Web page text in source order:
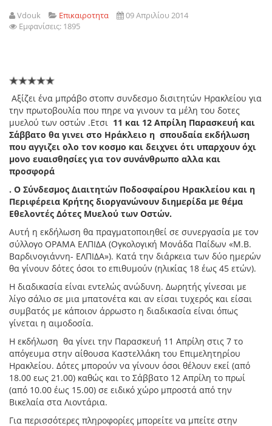
Vdouk Επικαιροτητα
09 Απριλίου 2014
Εμφανίσεις: 1895
Aξίζει ένα μπράβο στοπν συνδεσμο δισιτητών Ηρακλείου για
την πρωτοβουλία που πηρε να γινουν τα μέλη του δοτες
μυελού των οστών .Ετσι 11 και 12 Απρίλη Παρασκευή και
Σάββατο θα γινει στο Ηράκλειο η σπουδαία εκδήλωση
που αγγιζει ολο τον κοσμο και δειχνει ότι υπαρχουν όχι
μονο ευαισθησίες για τον συνάνθρωπο αλλα και
προσφορά
. Ο Σύνδεσμος Διαιτητών Ποδοσφαίρου Ηρακλείου και η
Περιφέρεια Κρήτης διοργανώνουν διημερίδα με θέμα
Εθελοντές Δότες Μυελού των Oστών.
Αυτή η εκδήλωση θα πραγματοποιηθεί σε συνεργασία με τον
σύλλογο ΟΡΑΜΑ ΕΛΠΙΔΑ (Ογκολογική Μονάδα Παίδων «Μ.Β.
Βαρδινογιάννη- ΕΛΠΙΔΑ»). Κατά την διάρκεια των δύο ημερών
θα γίνουν δότες όσοι το επιθυμούν (ηλικίας 18 έως 45 ετών).
Η διαδικασία είναι εντελώς ανώδυνη. Δωρητής γίνεσαι με
λίγο σάλιο σε μια μπατονέτα και αν είσαι τυχερός και είσαι
συμβατός με κάποιον άρρωστο η διαδικασία είναι όπως
γίνεται η αιμοδοσία.
Η εκδήλωση θα γίνει την Παρασκευή 11 Απρίλη στις 7 το
απόγευμα στην αίθουσα Καστελλάκη του Επιμελητηρίου
Ηρακλείου. Δότες μπορούν να γίνουν όσοι θέλουν εκεί (από
18.00 εως 21.00) καθώς και το Σάββατο 12 Απρίλη το πρωί
(από 10.00 έως 15.00) σε ειδικό χώρο μπροστά από την
Βικελαία στα Λιοντάρια.
Για περισσότερες πληροφορίες μπορείτε να μπείτε στην